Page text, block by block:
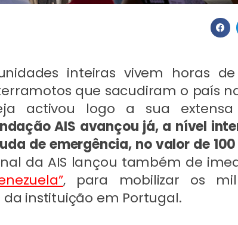
inteiras vivem horas
que sacudiram o país
activou logo a sua
AIS avançou já, a nível
de emergência, no valor de
da AIS lançou também de
, para mobilizar os
instituição em Portugal.